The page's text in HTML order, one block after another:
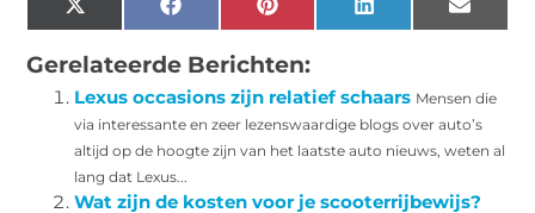
X
(Twitter)
Facebook Pinterest LinkedIn Email
Gerelateerde Berichten:
Lexus occasions zijn relatief schaars Mensen die
via interessante en zeer lezenswaardige blogs over auto’s
altijd op de hoogte zijn van het laatste auto nieuws, weten al
lang dat Lexus...
Wat zijn de kosten voor je scooterrijbewijs?